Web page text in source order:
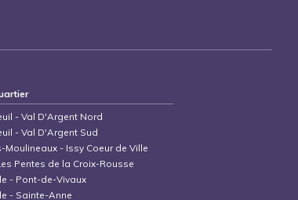
-Val D'Argent Nord
-Val D'Argent Sud
Moulineaux - Issy Coeur de Ville
Pentes de la Croix-Rousse
- Pont-de-Vivaux
- Sainte-Anne